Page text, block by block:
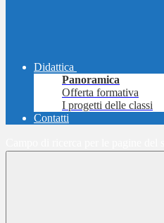
Didattica
Panoramica
Offerta formativa
I progetti delle classi
Contatti